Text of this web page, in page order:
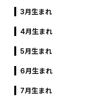
3月生まれ
4月生まれ
5月生まれ
6月生まれ
7月生まれ